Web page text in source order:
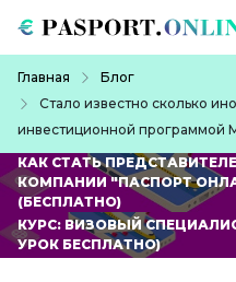
Главная
Блог
Стало известно сколько
инвестиционной программой
КАК СТАТЬ
КОМПАНИИ "ПАСПОРТ
(БЕСПЛАТНО)
КУРС: ВИЗОВЫЙ
УРОК БЕСПЛАТНО)